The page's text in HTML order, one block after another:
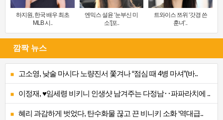
하지원, 한국 배우 최초
MLB 시..
엔믹스 설윤 ‘눈부신 미
소’[포..
트와이스 쯔위 ‘갓경 쓴
훈녀’..
깜짝 뉴스
고소영, 낮술 마시다 노량진서 쫓겨나 “점심 때 4병 마셔”(바..
이정재, ♥임세령 비키니 인생샷 남겨주는 다정남‥파파라치에 ..
혜리 과감하게 벗었다, 탄수화물 끊고 끈 비니키 소화 ‘역대급..